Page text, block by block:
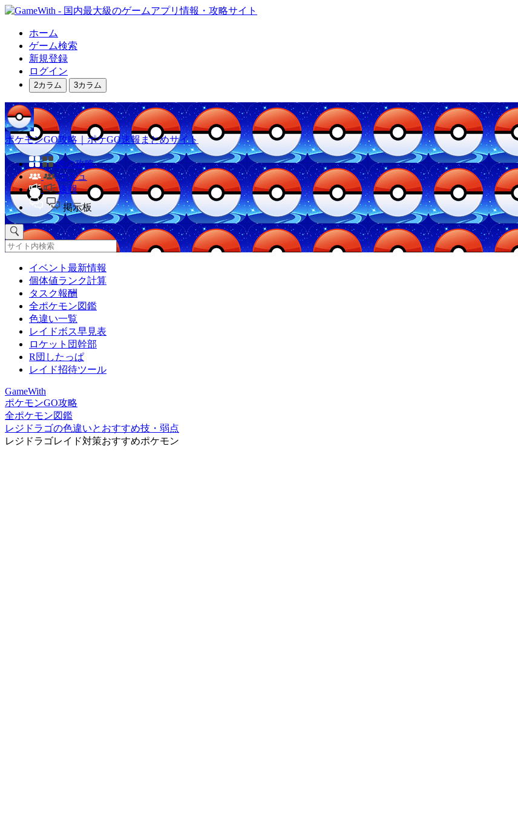
ホーム
ゲーム検索
新規登録
ログイン
2カラム 3カラム
ポケモンGO攻略｜ポケGO速報まとめサイト
他の攻略
コミュ
速報
掲示板
イベント最新情報
個体値ランク計算
タスク報酬
全ポケモン図鑑
色違い一覧
レイドボス早見表
ロケット団幹部
R団したっぱ
レイド招待ツール
GameWith
ポケモンGO攻略
全ポケモン図鑑
レジドラゴの色違いとおすすめ技・弱点
レジドラゴレイド対策おすすめポケモン